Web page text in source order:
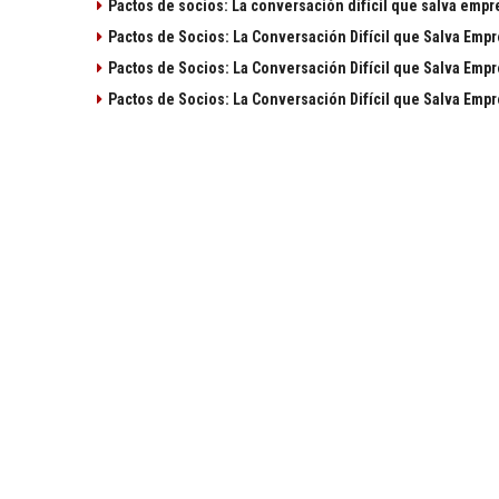
Pactos de socios: La conversación difícil que salva
Pactos de Socios: La Conversación Difícil que Salva
Pactos de Socios: La Conversación Difícil que Salva
Pactos de Socios: La Conversación Difícil que Salva